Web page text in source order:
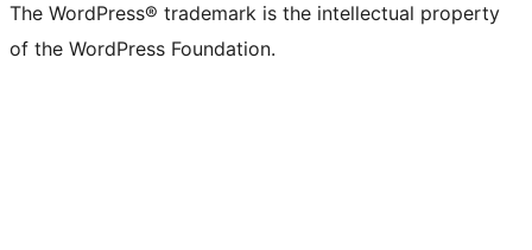
The WordPress® trademark is the intellectual property
of the WordPress Foundation.